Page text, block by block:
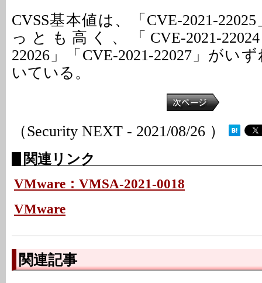
CVSS基本値は、「CVE-2021-
っとも高く、「CVE-2021-
22026」「CVE-2021-22027」がい
いている。
（Security NEXT - 2021/08/26 ）
関連リンク
VMware：VMSA-2021-0018
VMware
関連記事